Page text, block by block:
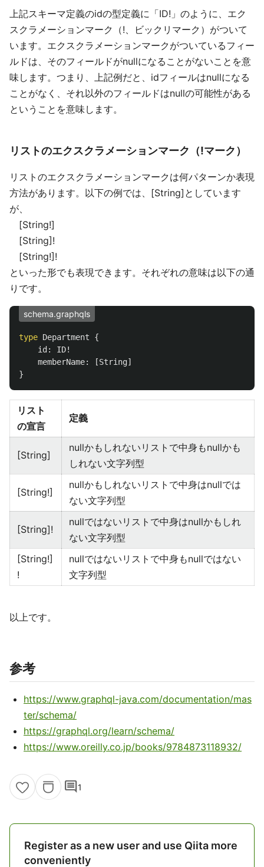
上記スキーマ定義のidの型定義に「ID!」のように、エク
スクラメーションマーク（!、ビックリマーク）がついて
います。エクスクラメーションマークがついているフィー
ルドは、そのフィールドがnullになることがないことを意
味します。つまり、上記例だと、idフィールはnullになる
ことがなく、それ以外のフィールドはnullの可能性がある
ということを意味します。
リストのエクスクラメーションマーク（!マーク）
リストのエクスクラメーションマークは何パターンか表現
方法があります。以下の例では、[String]としています
が、
[String!]
[String]!
[String!]!
といった形でも表現できます。それぞれの意味は以下の通
りです。
schema.graphqls
type Department
{
id : ID!
memberName: [String]
}
リスト
の宣言
定義
[String]
nullかもしれないリストで中身もnullかも
しれない文字列型
[String!]
nullかもしれないリストで中身はnullでは
ない文字列型
[String]!
nullではないリストで中身はnullかもしれ
ない文字列型
[String!]
!
nullではないリストで中身もnullではない
文字列型
以上です。
参考
https://www.graphql-java.com/documentation/mas
ter/schema/
https://graphql.org/learn/schema/
https://www.oreilly.co.jp/books/9784873118932/
comment1
Register as a new user and use Qiita more
conveniently